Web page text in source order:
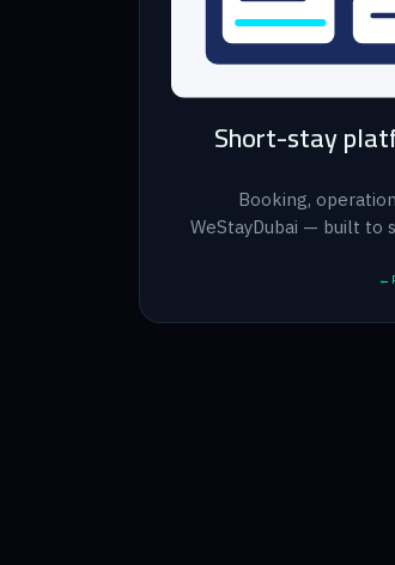
Short-stay
Booking,
WeStayDubai — built to